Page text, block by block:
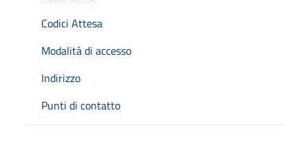
Codici Attesa
Modalità di accesso
Indirizzo
Punti di contatto